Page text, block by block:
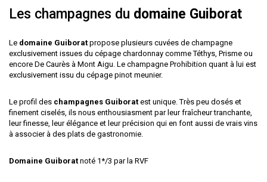
Les champagnes du domaine Guiborat
Le domaine Guiborat propose plusieurs cuvées de champagne
exclusivement issues du cépage chardonnay comme Téthys, Prisme ou
encore De Caurès à Mont Aigu. Le champagne Prohibition quant à lui est
exclusivement issu du cépage pinot meunier.
Le profil des champagnes Guiborat est unique. Très peu dosés et
finement ciselés, ils nous enthousiasment par leur fraîcheur tranchante,
leur finesse, leur élégance et leur précision qui en font aussi de vrais vins
à associer à des plats de gastronomie.
Domaine Guiborat noté 1*/3 par la RVF